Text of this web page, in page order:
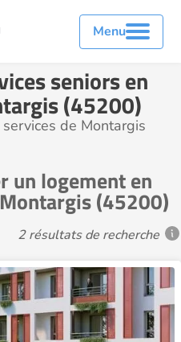
Menu
seniors en
(45200)
de Montargis
un logement en
(45200)
2 résultats de recherche